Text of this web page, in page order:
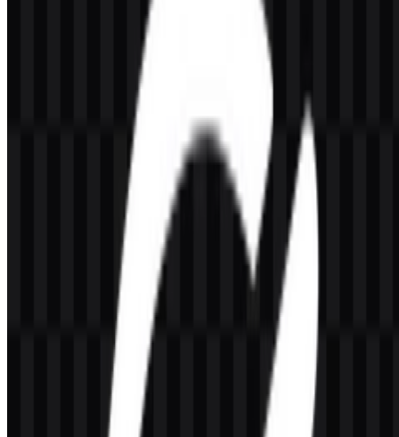
Tentang OpenLiteSpeed
OpenLiteSpeed adalah versi sumber terbuka dari LiteSpeed Web
Server, dikembangkan oleh LiteSpeed Technologies di Amerika
Serikat. Platform ini dirancang untuk menjalankan situs web dan
aplikasi web dengan performa tinggi, dengan penekanan pada
kecepatan, efisiensi sumber daya, dukungan HTTP/3, caching, dan
keamanan. Platform ini juga dikenal kompatibel dengan ekosistem
hosting modern seperti WordPress dan beberapa panel kontrol.
Sebagai merek perangkat lunak dan web server, OpenLiteSpeed
melayani pengguna yang membutuhkan infrastruktur untuk
penyampaian dan akselerasi web. Keterkaitannya dengan LiteSpeed
Technologies menempatkannya dalam ekosistem perangkat lunak
LiteSpeed yang lebih luas, yang berfokus pada teknologi web server
dan alat hosting berorientasi performa.
Arti dan Sejarah Logo OpenLiteSpeed
Logo OpenLiteSpeed menggunakan identitas bergaya wordmark
yang diturunkan dari LiteSpeed, ditampilkan dengan pendekatan
modern dan teknis yang sesuai untuk perangkat lunak infrastruktur.
Logo yang tersedia dibuat agar jelas digunakan pada daftar produk,
dokumentasi, lingkungan hosting, dan konteks yang berhadapan
dengan pengembang, di mana keterbacaan sangat penting.